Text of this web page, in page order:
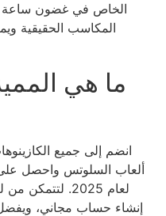
الخاص في غضون ساعة
المكاسب الحقيقية
ما هي
انضم إلى جميع
ألعاب السلوتس واحصل على
لعام 2025.
إنشاء حساب مجاني،